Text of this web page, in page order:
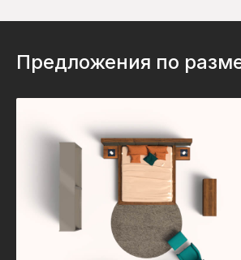
Предложения по